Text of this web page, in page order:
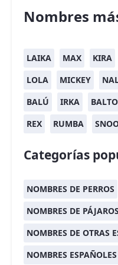
Nombres
LAIKA MAX KIRA
LOLA
MICKEY
BALÚ
IRKA BALTO
REX
RUMBA
Categorías
NOMBRES DE PERROS
NOMBRES DE PÁJAROS
NOMBRES DE OTRAS
NOMBRES ESPAÑOLES